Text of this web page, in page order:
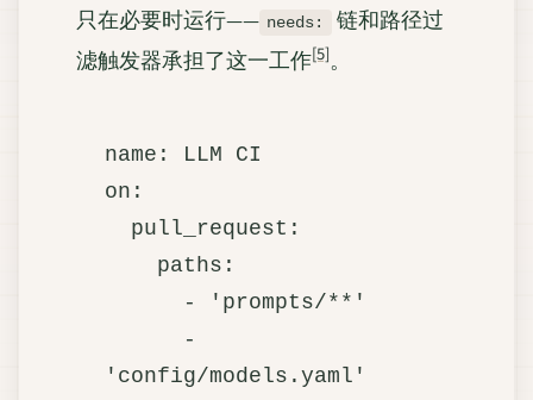
只在必要时运行—— needs:
链和路径过
滤触发器承担了这一工作[5]。
name: LLM CI
on:
'config/models.yaml'